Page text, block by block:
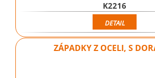
K2216
DETAIL
ZÁPADKY Z OCELI, S